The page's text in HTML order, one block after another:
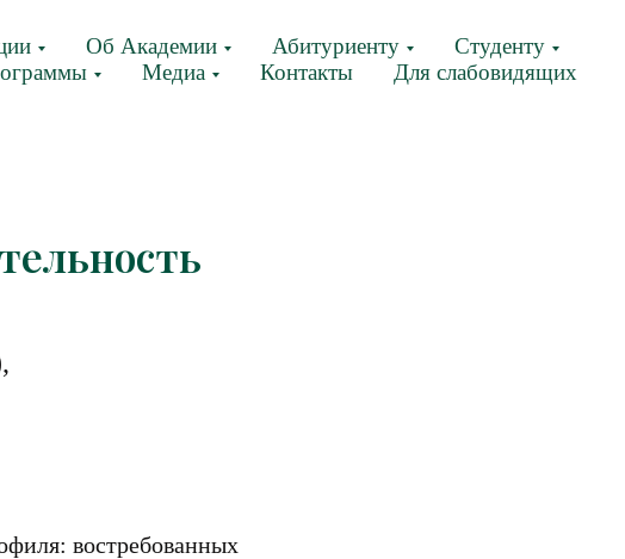
Об Академии Абитуриенту
Студенту
Медиа Контакты Для слабовидящих
востребованных